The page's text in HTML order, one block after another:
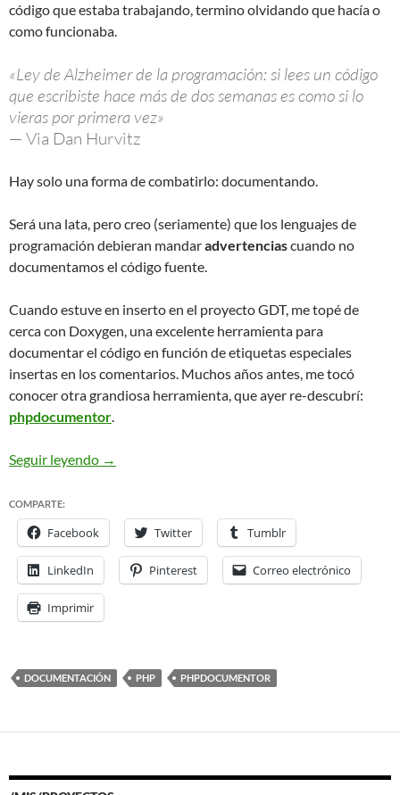
código que estaba trabajando, termino olvidando que hacía o
como funcionaba.
«Ley de Alzheimer de la programación: si lees un código
que escribiste hace más de dos semanas es como si lo
vieras por primera vez»
— Via Dan Hurvitz
Hay solo una forma de combatirlo: documentando.
Será una lata, pero creo (seriamente) que los lenguajes de
programación debieran mandaradvertenciascuando no
documentamos el código fuente.
Cuando estuve en inserto en el proyecto GDT, me topé de
cerca con Doxygen, una excelente herramienta para
documentar el código en función de etiquetas especiales
insertas en los comentarios. Muchos años antes, me tocó
conocer otra grandiosa herramienta, que ayer re-descubrí:
phpdocumentor.
Seguir leyendo phpDocumentor: como doxygen pero para PHP
→
COMPARTE:
Facebook Twitter Tumblr
LinkedIn Pinterest Correo electrónico
Imprimir
DOCUMENTACIÓN PHP PHPDOCUMENTOR